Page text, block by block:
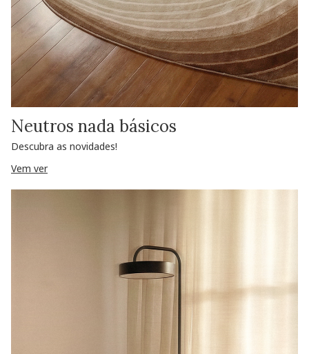
Neutros nada básicos
Descubra as novidades!
Vem ver